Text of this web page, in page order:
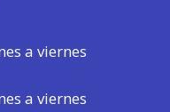
a viernes
a viernes